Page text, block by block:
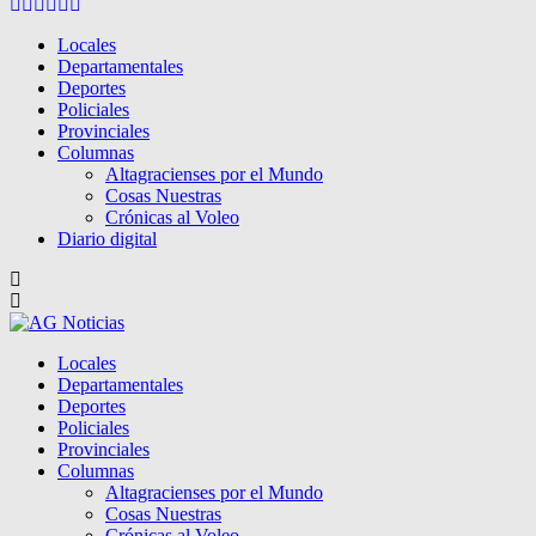
Locales
Departamentales
Deportes
Policiales
Provinciales
Columnas
Altagracienses por el Mundo
Cosas Nuestras
Crónicas al Voleo
Diario digital
Locales
Departamentales
Deportes
Policiales
Provinciales
Columnas
Altagracienses por el Mundo
Cosas Nuestras